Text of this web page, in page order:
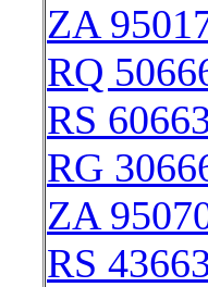
ZA
RQ
RS
RG
ZA
RS